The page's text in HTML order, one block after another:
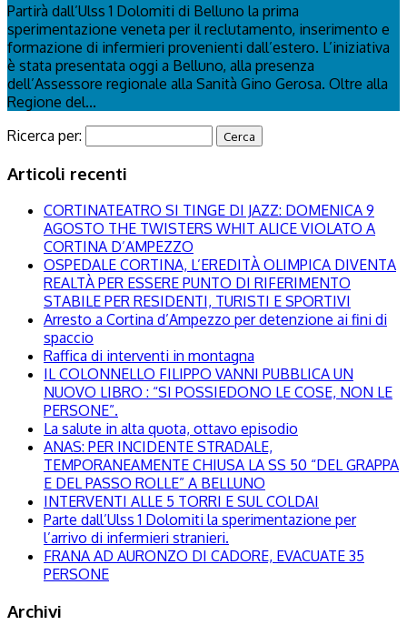
Partirà dall’Ulss 1 Dolomiti di Belluno la prima
sperimentazione veneta per il reclutamento, inserimento e
formazione di infermieri provenienti dall’estero. L’iniziativa
è stata presentata oggi a Belluno, alla presenza
dell’Assessore regionale alla Sanità Gino Gerosa. Oltre alla
Regione del...
Ricerca per:
Articoli recenti
CORTINATEATRO SI TINGE DI JAZZ: DOMENICA 9
AGOSTO THE TWISTERS WHIT ALICE VIOLATO A
CORTINA D’AMPEZZO
OSPEDALE CORTINA, L’EREDITÀ OLIMPICA DIVENTA
REALTÀ PER ESSERE PUNTO DI RIFERIMENTO
STABILE PER RESIDENTI, TURISTI E SPORTIVI
Arresto a Cortina d’Ampezzo per detenzione ai fini di
spaccio
Raffica di interventi in montagna
IL COLONNELLO FILIPPO VANNI PUBBLICA UN
NUOVO LIBRO : “SI POSSIEDONO LE COSE, NON LE
PERSONE”.
La salute in alta quota, ottavo episodio
ANAS: PER INCIDENTE STRADALE,
TEMPORANEAMENTE CHIUSA LA SS 50 “DEL GRAPPA
E DEL PASSO ROLLE” A BELLUNO
INTERVENTI ALLE 5 TORRI E SUL COLDAI
Parte dall’Ulss 1 Dolomiti la sperimentazione per
l’arrivo di infermieri stranieri.
FRANA AD AURONZO DI CADORE, EVACUATE 35
PERSONE
Archivi